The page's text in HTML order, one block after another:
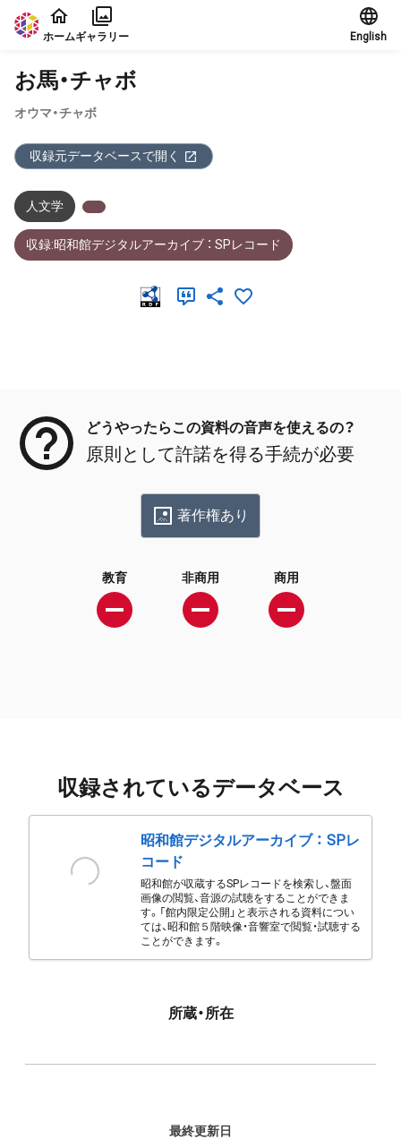
本文に飛ぶ
ホームギャラリー English
お馬・チャボ
オウマ・チャボ
収録元データベースで開く
人文学
収録:昭和館デジタルアーカイブ ： SPレコード
どうやったらこの資料の音声を使えるの？
原則として許諾を得る手続が必要
著作権あり
教育 非商用 商用
収録されているデータベース
昭和館デジタルアーカイブ ： SPレ
コード
昭和館が収蔵するSPレコードを検索し、盤面
画像の閲覧、音源の試聴をすることができま
す。「館内限定公開」と表示される資料につい
ては、昭和館５階映像・音響室で閲覧・試聴する
ことができます。
所蔵・所在
最終更新日